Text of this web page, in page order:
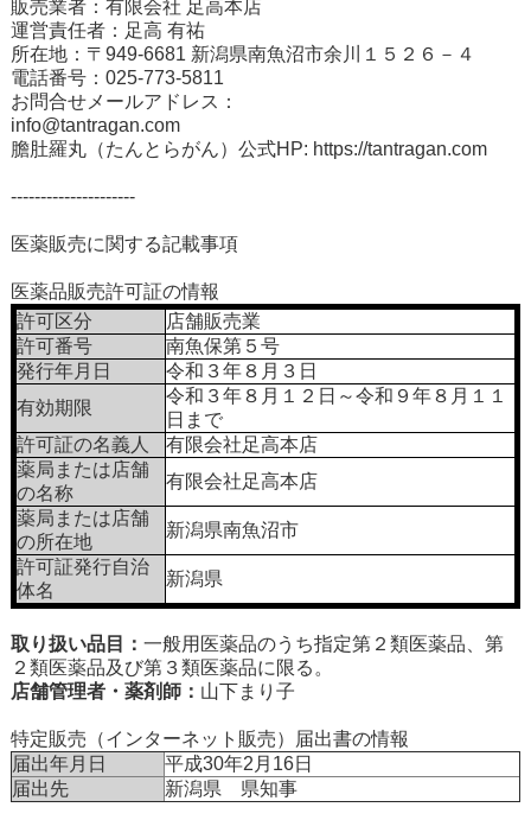
販売業者：有限会社 足高本店
運営責任者：足高 有祐
所在地：〒949-6681 新潟県南魚沼市余川１５２６－４
電話番号：025-773-5811
お問合せメールアドレス：
info@tantragan.com
膽肚羅丸（たんとらがん）公式HP: https://tantragan.com
---------------------
医薬販売に関する記載事項
医薬品販売許可証の情報
許可区分
店舗販売業
許可番号
南魚保第５号
発行年月日
令和３年８月３日
有効期限
令和３年８月１２日～令和９年８月１１
日まで
許可証の名義人
有限会社足高本店
薬局または店舗
の名称
有限会社足高本店
薬局または店舗
の所在地
新潟県南魚沼市
許可証発行自治
体名
新潟県
取り扱い品目： 一般用医薬品のうち指定第２類医薬品、第
２類医薬品及び第３類医薬品に限る。
店舗管理者・薬剤師： 山下まり子
特定販売（インターネット販売）届出書の情報
届出年月日
平成30年2月16日
届出先
新潟県 県知事